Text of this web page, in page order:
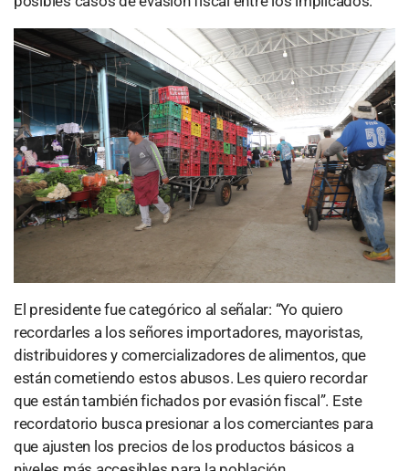
El presidente fue categórico al señalar: “Yo quiero
recordarles a los señores importadores, mayoristas,
distribuidores y comercializadores de alimentos, que
están cometiendo estos abusos. Les quiero recordar
que están también fichados por evasión fiscal”. Este
recordatorio busca presionar a los comerciantes para
que ajusten los precios de los productos básicos a